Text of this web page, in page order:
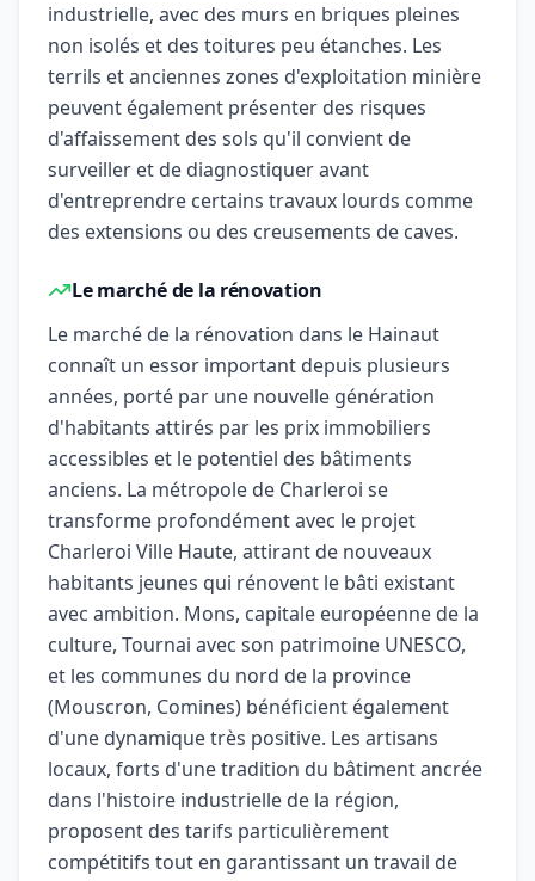
industrielle, avec des murs en briques pleines
non isolés et des toitures peu étanches. Les
terrils et anciennes zones d'exploitation minière
peuvent également présenter des risques
d'affaissement des sols qu'il convient de
surveiller et de diagnostiquer avant
d'entreprendre certains travaux lourds comme
des extensions ou des creusements de caves.
Le marché de la rénovation
Le marché de la rénovation dans le Hainaut
connaît un essor important depuis plusieurs
années, porté par une nouvelle génération
d'habitants attirés par les prix immobiliers
accessibles et le potentiel des bâtiments
anciens. La métropole de Charleroi se
transforme profondément avec le projet
Charleroi Ville Haute, attirant de nouveaux
habitants jeunes qui rénovent le bâti existant
avec ambition. Mons, capitale européenne de la
culture, Tournai avec son patrimoine UNESCO,
et les communes du nord de la province
(Mouscron, Comines) bénéficient également
d'une dynamique très positive. Les artisans
locaux, forts d'une tradition du bâtiment ancrée
dans l'histoire industrielle de la région,
proposent des tarifs particulièrement
compétitifs tout en garantissant un travail de